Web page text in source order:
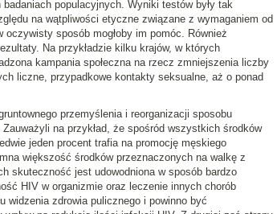
populacyjnych. Wyniki testów były tak
na wątpliwości etyczne związane z wymaganiem od
sposób mogłoby im pomóc. Również
Na przykładzie kilku krajów, w których
kampania społeczna na rzecz zmniejszenia liczby
liczne, przypadkowe kontakty seksualne, aż o ponad
przemyślenia i reorganizacji sposobu
na przykład, że spośród wszystkich środków
jeden procent trafia na promocję męskiego
większość środków przeznaczonych na walkę z
skuteczność jest udowodniona w sposób bardzo
HIV w organizmie oraz leczenie innych chorób
widzenia zdrowia pulicznego i powinno być